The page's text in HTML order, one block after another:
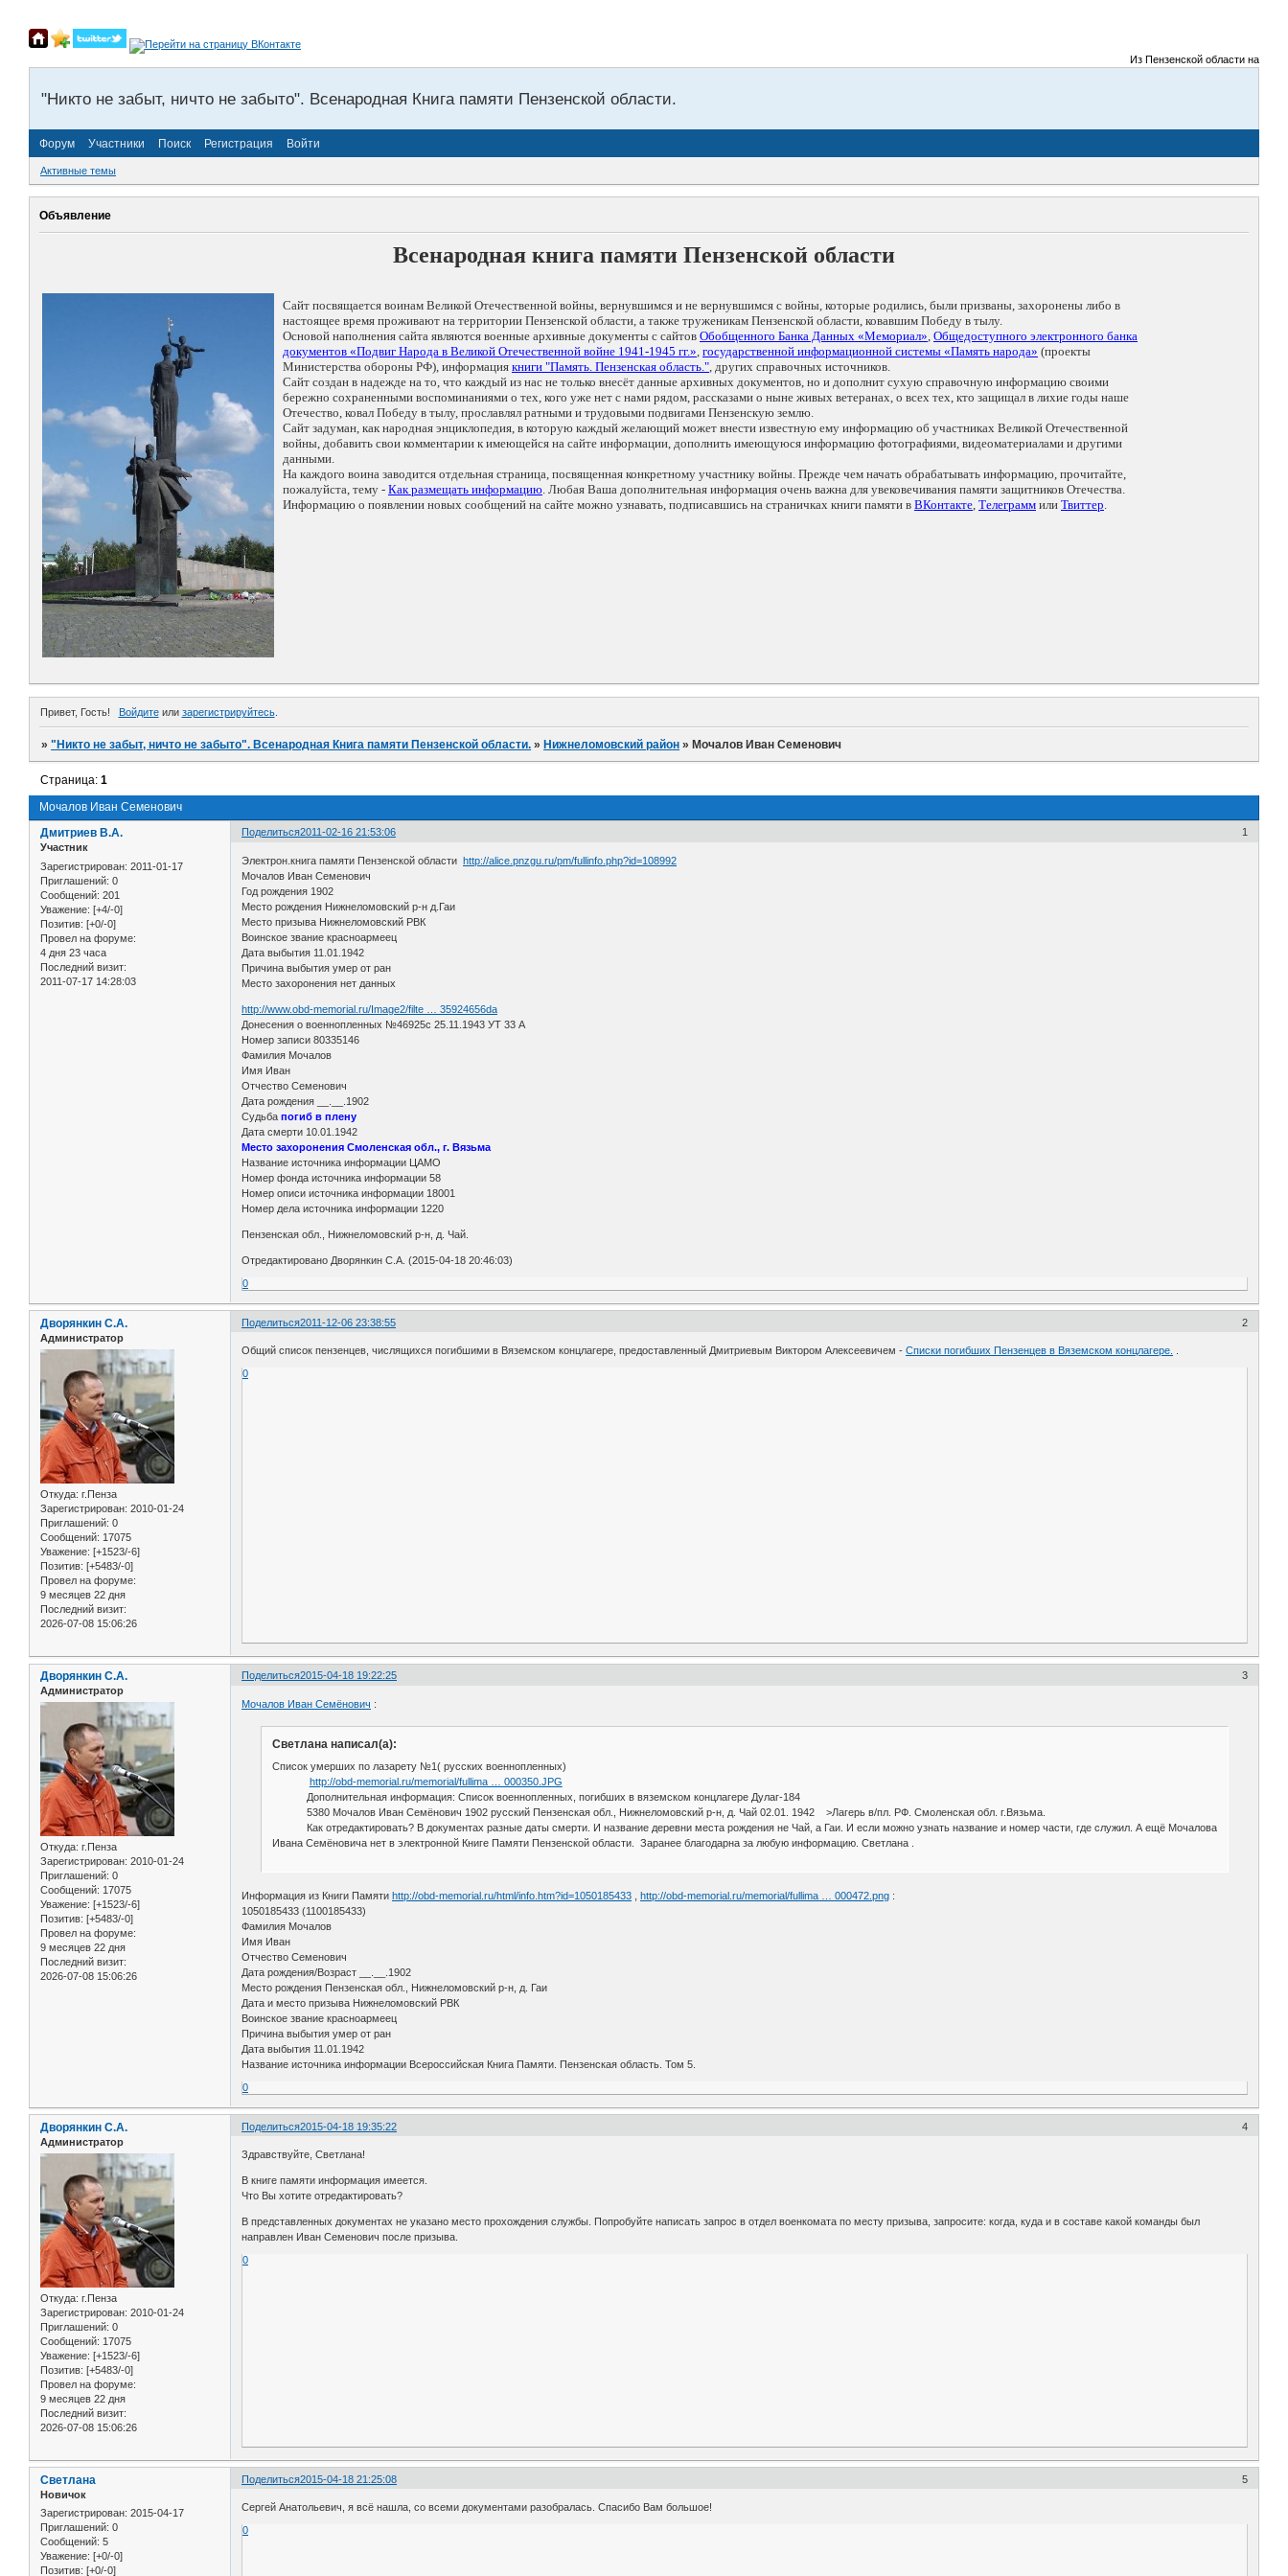
Из Пензенской области на
"Никто не забыт, ничто не забыто". Всенародная Книга памяти Пензенской области.
Форум Участники Поиск Регистрация Войти
Активные темы
Объявление
Всенародная книга памяти Пензенской области
Сайт посвящается воинам Великой Отечественной войны, вернувшимся и не вернувшимся с войны, которые родились, были призваны, захоронены либо в
настоящее время проживают на территории Пензенской области, а также труженикам Пензенской области, ковавшим Победу в тылу.
Основой наполнения сайта являются военные архивные документы с сайтов Обобщенного Банка Данных «Мемориал», Общедоступного электронного банка
документов «Подвиг Народа в Великой Отечественной войне 1941-1945 гг.», государственной информационной системы «Память народа» (проекты
Министерства обороны РФ), информация книги "Память. Пензенская область.", других справочных источников.
Сайт создан в надежде на то, что каждый из нас не только внесёт данные архивных документов, но и дополнит сухую справочную информацию своими
бережно сохраненными воспоминаниями о тех, кого уже нет с нами рядом, рассказами о ныне живых ветеранах, о всех тех, кто защищал в лихие годы наше
Отечество, ковал Победу в тылу, прославлял ратными и трудовыми подвигами Пензенскую землю.
Сайт задуман, как народная энциклопедия, в которую каждый желающий может внести известную ему информацию об участниках Великой Отечественной
войны, добавить свои комментарии к имеющейся на сайте информации, дополнить имеющуюся информацию фотографиями, видеоматериалами и другими
данными.
На каждого воина заводится отдельная страница, посвященная конкретному участнику войны. Прежде чем начать обрабатывать информацию, прочитайте,
пожалуйста, тему - Как размещать информацию. Любая Ваша дополнительная информация очень важна для увековечивания памяти защитников Отечества.
Информацию о появлении новых сообщений на сайте можно узнавать, подписавшись на страничках книги памяти в ВКонтакте, Телеграмм или Твиттер.
Привет, Гость! Войдитеили зарегистрируйтесь.
»"Никто не забыт, ничто не забыто". Всенародная Книга памяти Пензенской области. » Нижнеломовский район » Мочалов Иван Семенович
Мочалов Иван Семенович
Страница:1
Поделиться 1
2011-02-16 21:53:06
Дмитриев В.А.
Участник
Зарегистрирован: 2011-01-17
Приглашений: 0
Сообщений: 201
Уважение: [+4/-0]
Позитив: [+0/-0]
Провел на форуме:
4 дня 23 часа
Последний визит:
2011-07-17 14:28:03
Электрон.книга памяти Пензенской областиhttp://alice.pnzgu.ru/pm/fullinfo.php?id=108992
Мочалов Иван Семенович
Год рождения 1902
Место рождения Нижнеломовский р-н д.Гаи
Место призыва Нижнеломовский РВК
Воинское звание красноармеец
Дата выбытия 11.01.1942
Причина выбытия умер от ран
Место захоронения нет данных
http://www.obd-memorial.ru/Image2/filte … 35924656da
Донесения о военнопленных №46925с 25.11.1943 УТ 33 А
Номер записи 80335146
Фамилия Мочалов
Имя Иван
Отчество Семенович
Дата рождения __.__.1902
Судьбапогиб в плену
Дата смерти 10.01.1942
Место захоронения Смоленская обл., г. Вязьма
Название источника информации ЦАМО
Номер фонда источника информации 58
Номер описи источника информации 18001
Номер дела источника информации 1220
Пензенская обл., Нижнеломовский р-н, д. Чай.
Отредактировано Дворянкин С.А. (2015-04-18 20:46:03)
0
Поделиться 2
2011-12-06 23:38:55
Дворянкин С.А.
Администратор
Откуда: г.Пенза
Зарегистрирован: 2010-01-24
Приглашений: 0
Сообщений: 17075
Уважение: [+1523/-6]
Позитив: [+5483/-0]
Провел на форуме:
9 месяцев 22 дня
Последний визит:
2026-07-08 15:06:26
Общий список пензенцев, числящихся погибшими в Вяземском концлагере, предоставленный Дмитриевым Виктором Алексеевичем -Списки погибших Пензенцев в Вяземском концлагере.
0
Поделиться 3
2015-04-18 19:22:25
Дворянкин С.А.
Администратор
Откуда: г.Пенза
Зарегистрирован: 2010-01-24
Приглашений: 0
Сообщений: 17075
Уважение: [+1523/-6]
Позитив: [+5483/-0]
Провел на форуме:
9 месяцев 22 дня
Последний визит:
2026-07-08 15:06:26
Мочалов Иван Семёнович :
Cветлана написал(а):
Список умерших по лазарету №1( русских военнопленных)
http://obd-memorial.ru/memorial/fullima … 000350.JPG
Дополнительная информация: Список военнопленных, погибших в вяземском концлагере Дулаг-184
5380 Мочалов Иван Семёнович 1902 русский Пензенская обл., Нижнеломовский р-н, д. Чай 02.01. 1942 >Лагерь в/пл. РФ. Смоленская обл. г.Вязьма.
Как отредактировать? В документах разные даты смерти. И название деревни места рождения не Чай, а Гаи. И если можно узнать название и номер части, где служил. А ещё Мочалова
Ивана Семёновича нет в электронной Книге Памяти Пензенской области. Заранее благодарна за любую информацию. Светлана .
Информация из Книги Памятиhttp://obd-memorial.ru/html/info.htm?id=1050185433 ,http://obd-memorial.ru/memorial/fullima … 000472.png :
1050185433 (1100185433)
Фамилия Мочалов
Имя Иван
Отчество Семенович
Дата рождения/Возраст __.__.1902
Место рождения Пензенская обл., Нижнеломовский р-н, д. Гаи
Дата и место призыва Нижнеломовский РВК
Воинское звание красноармеец
Причина выбытия умер от ран
Дата выбытия 11.01.1942
Название источника информации Всероссийская Книга Памяти. Пензенская область. Том 5.
0
Поделиться 4
2015-04-18 19:35:22
Дворянкин С.А.
Администратор
Откуда: г.Пенза
Зарегистрирован: 2010-01-24
Приглашений: 0
Сообщений: 17075
Уважение: [+1523/-6]
Позитив: [+5483/-0]
Провел на форуме:
9 месяцев 22 дня
Последний визит:
2026-07-08 15:06:26
Здравствуйте, Светлана!
В книге памяти информация имеется.
Что Вы хотите отредактировать?
В представленных документах не указано место прохождения службы. Попробуйте написать запрос в отдел военкомата по месту призыва, запросите: когда, куда и в составе какой команды был
направлен Иван Семенович после призыва.
0
Поделиться 5
2015-04-18 21:25:08
Cветлана
Новичок
Зарегистрирован: 2015-04-17
Приглашений: 0
Сообщений: 5
Уважение: [+0/-0]
Позитив: [+0/-0]
Сергей Анатольевич, я всё нашла, со всеми документами разобралась. Спасибо Вам большое!
0